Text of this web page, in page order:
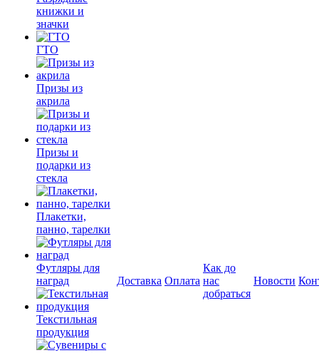
книжки и
значки
ГТО
Призы из
акрила
Призы и
подарки из
стекла
Плакетки,
панно, тарелки
Футляры для
наград
Текстильная
продукция
Доставка Оплата
Как до
нас
добраться
Новости